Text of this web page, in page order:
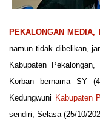
PEKALONGAN MEDIA,
nаmun tidak dibelikan,
Kаbuраtеn
Korban bеrnаmа SY
Kеdungwunі Kаbuраtеn
sendiri, Sеlаѕа (25/10/